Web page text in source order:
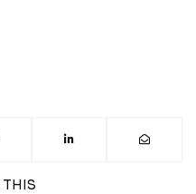
THIS